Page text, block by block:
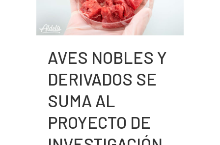
AVES NOBLES Y
DERIVADOS SE
SUMA AL
PROYECTO DE